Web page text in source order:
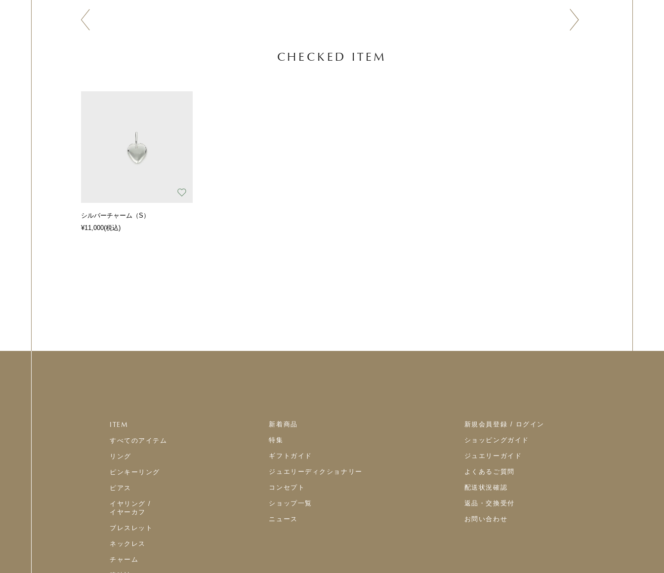
CHECKED ITEM
シルバーチャーム（S）
¥11,000(税込)
ITEM
すべてのアイテム
リング
ピンキーリング
ピアス
イヤリング /
イヤーカフ
ブレスレット
ネックレス
チャーム
新着商品
特集
ギフトガイド
ジュエリーディクショナリー
コンセプト
ショップ一覧
ニュース
新規会員登録 / ログイン
ショッピングガイド
ジュエリーガイド
よくあるご質問
配送状況確認
返品・交換受付
お問い合わせ